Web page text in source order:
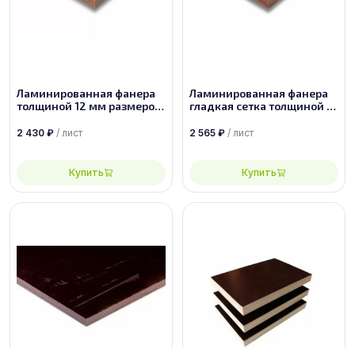
Ламинированная фанера
толщиной 12 мм размером
2 430 ₽ / лист
Купить
Ламинированная фанера
гладкая сетка толщиной 12
сорт 1/1
2 565 ₽ / лист
Купить